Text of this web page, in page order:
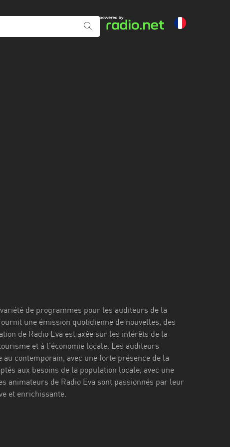
de programmes pour les auditeurs de la
une émission quotidienne de nouvelles, des
de Radio Eva est axée sur les intérêts de la
et à l'économie locale. Les auditeurs
contemporain, avec une forte présence de la
aux besoins de la population locale, avec une
animateurs de Radio Eva sont passionnés par leur
et enrichissante.